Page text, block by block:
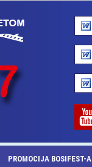
PROMOCIJA BOSIFEST-A